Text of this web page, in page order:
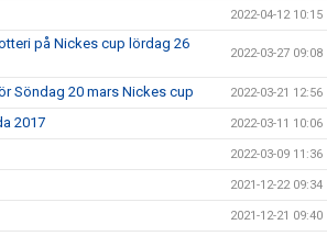
2022-04-12 10:15
på Nickes cup lördag 26
2022-03-27 09:08
Söndag 20 mars Nickes cup 2022-03-21 12:56
2017 2022-03-11 10:06
2022-03-09 11:36
2021-12-22 09:34
2021-12-21 09:40